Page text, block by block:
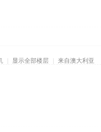
显示全部楼层 来自澳大利亚